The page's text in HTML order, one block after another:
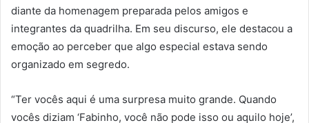
diante da homenagem preparada pelos amigos e
integrantes da quadrilha. Em seu discurso, ele destacou a
emoção ao perceber que algo especial estava sendo
organizado em segredo.
“Ter vocês aqui é uma surpresa muito grande. Quando
vocês diziam ‘Fabinho, você não pode isso ou aquilo hoje’,